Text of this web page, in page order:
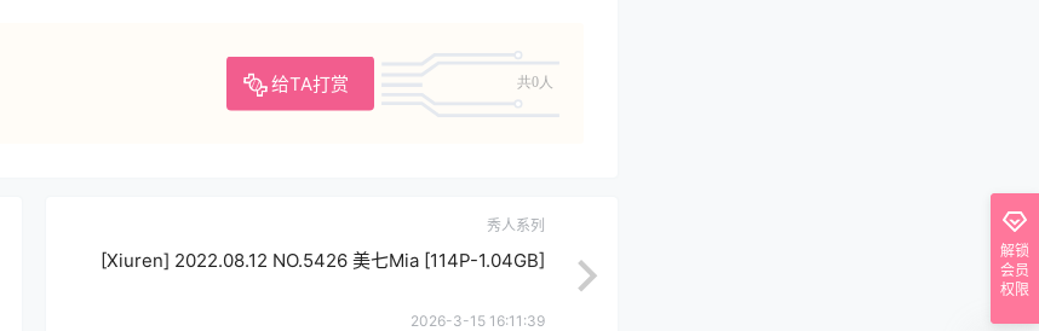
给TA打赏 共0人
秀人系列
[Xiuren] 2022.08.12 NO.5426 美七Mia [114P-1.04GB]
2026-3-15 16:11:39
解锁
会员
权限